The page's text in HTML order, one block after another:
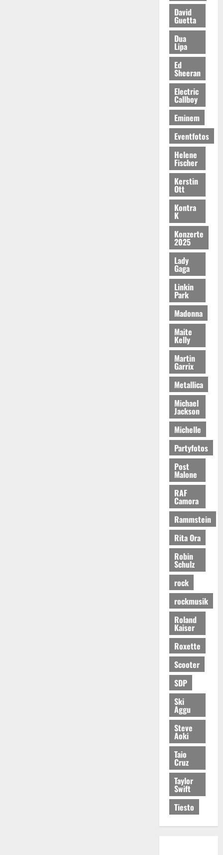
David
Guetta
Dua
Lipa
Ed
Sheeran
Electric
Callboy
Eminem
Eventfotos
Helene
Fischer
Kerstin
Ott
Kontra
K
Konzerte
2025
Lady
Gaga
Linkin
Park
Madonna
Maite
Kelly
Martin
Garrix
Metallica
Michael
Jackson
Michelle
Partyfotos
Post
Malone
RAF
Camora
Rammstein
Rita Ora
Robin
Schulz
rock
rockmusik
Roland
Kaiser
Roxette
Scooter
SDP
Ski
Aggu
Steve
Aoki
Taio
Cruz
Taylor
Swift
Tiesto